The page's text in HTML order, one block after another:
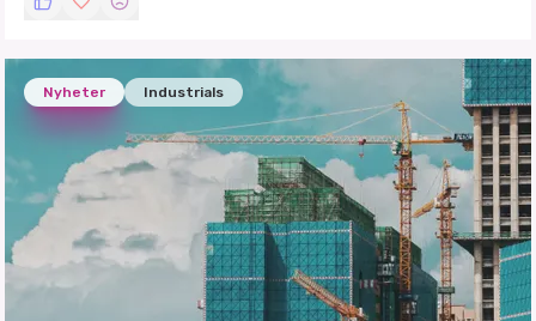
Nyheter Industrials